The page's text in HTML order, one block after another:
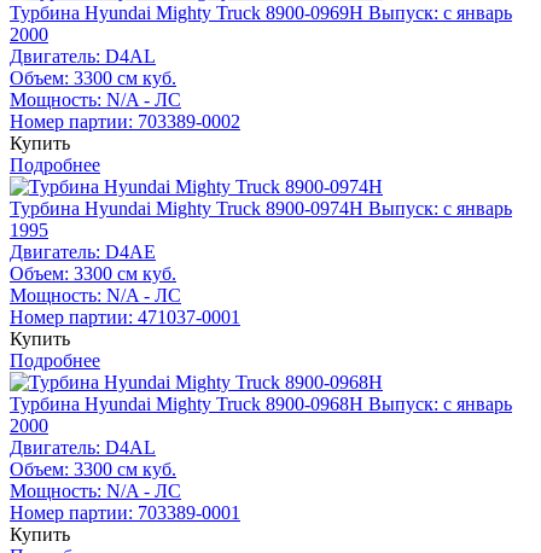
Турбина Hyundai Mighty Truck 8900-0969H Выпуск: с январь
2000
Двигатель: D4AL
Объем: 3300 см куб.
Мощность: N/A - ЛС
Номер партии: 703389-0002
Купить
Подробнее
Турбина Hyundai Mighty Truck 8900-0974H Выпуск: с январь
1995
Двигатель: D4AE
Объем: 3300 см куб.
Мощность: N/A - ЛС
Номер партии: 471037-0001
Купить
Подробнее
Турбина Hyundai Mighty Truck 8900-0968H Выпуск: с январь
2000
Двигатель: D4AL
Объем: 3300 см куб.
Мощность: N/A - ЛС
Номер партии: 703389-0001
Купить